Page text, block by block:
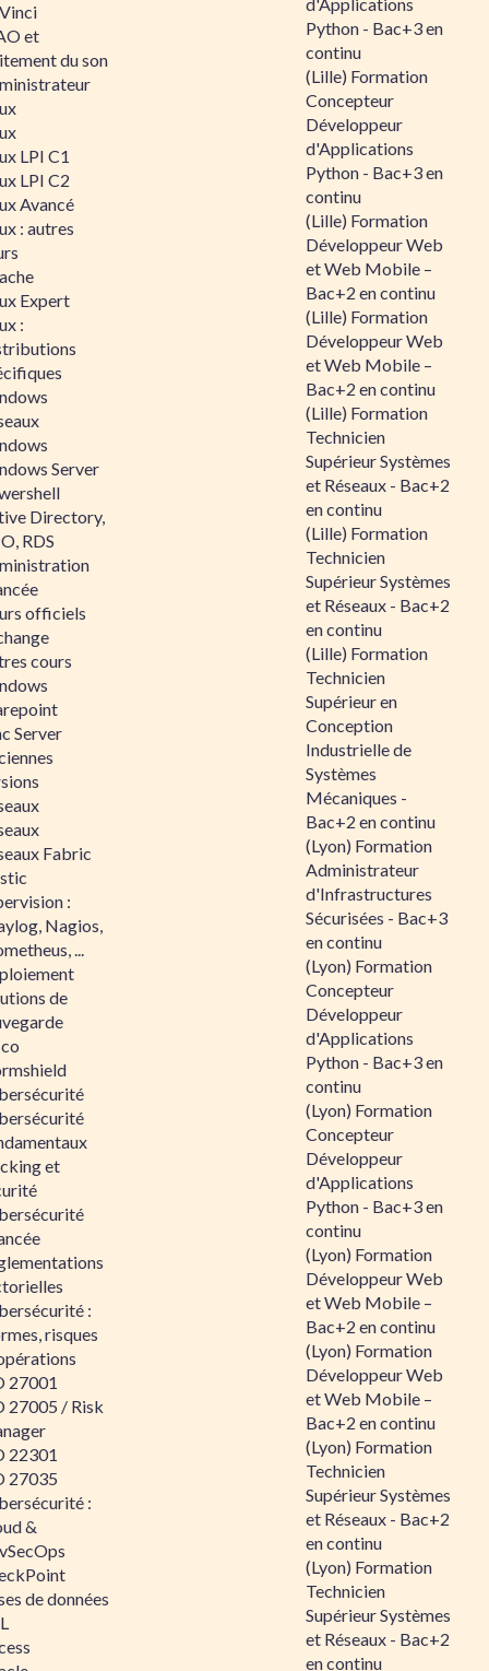
et
du son
LPI C1
LPI C2
Avancé
: autres
Expert
:
Server
Directory,
RDS
officiels
cours
Server
Fabric
:
Nagios,
...
de
et
:
risques
27001
27005 / Risk
22301
27035
:
&
de données
Python - Bac+3 en
continu
(Lille) Formation
Concepteur
Développeur
d'Applications
Python - Bac+3 en
continu
(Lille) Formation
Développeur Web
et Web Mobile –
Bac+2 en continu
(Lille) Formation
Développeur Web
et Web Mobile –
Bac+2 en continu
(Lille) Formation
Technicien
Supérieur Systèmes
et Réseaux - Bac+2
en continu
(Lille) Formation
Technicien
Supérieur Systèmes
et Réseaux - Bac+2
en continu
(Lille) Formation
Technicien
Supérieur en
Conception
Industrielle de
Systèmes
Mécaniques -
Bac+2 en continu
(Lyon) Formation
Administrateur
d'Infrastructures
Sécurisées - Bac+3
en continu
(Lyon) Formation
Concepteur
Développeur
d'Applications
Python - Bac+3 en
continu
(Lyon) Formation
Concepteur
Développeur
d'Applications
Python - Bac+3 en
continu
(Lyon) Formation
Développeur Web
et Web Mobile –
Bac+2 en continu
(Lyon) Formation
Développeur Web
et Web Mobile –
Bac+2 en continu
(Lyon) Formation
Technicien
Supérieur Systèmes
et Réseaux - Bac+2
en continu
(Lyon) Formation
Technicien
Supérieur Systèmes
et Réseaux - Bac+2
en continu